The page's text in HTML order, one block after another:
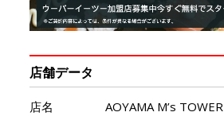
店舗データ
店名
AOYAMA M’s TOWER